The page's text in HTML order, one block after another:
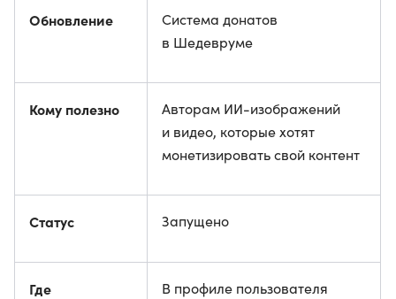
Обновление
Система донатов
в Шедевруме
Кому полезно
Авторам ИИ-изображений
и видео, которые хотят
монетизировать свой контент
Статус Запущено
Где
В профиле пользователя